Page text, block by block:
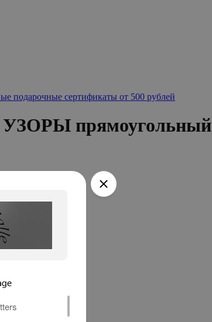
подарочные сертификаты от 500 рублей
прямоугольный